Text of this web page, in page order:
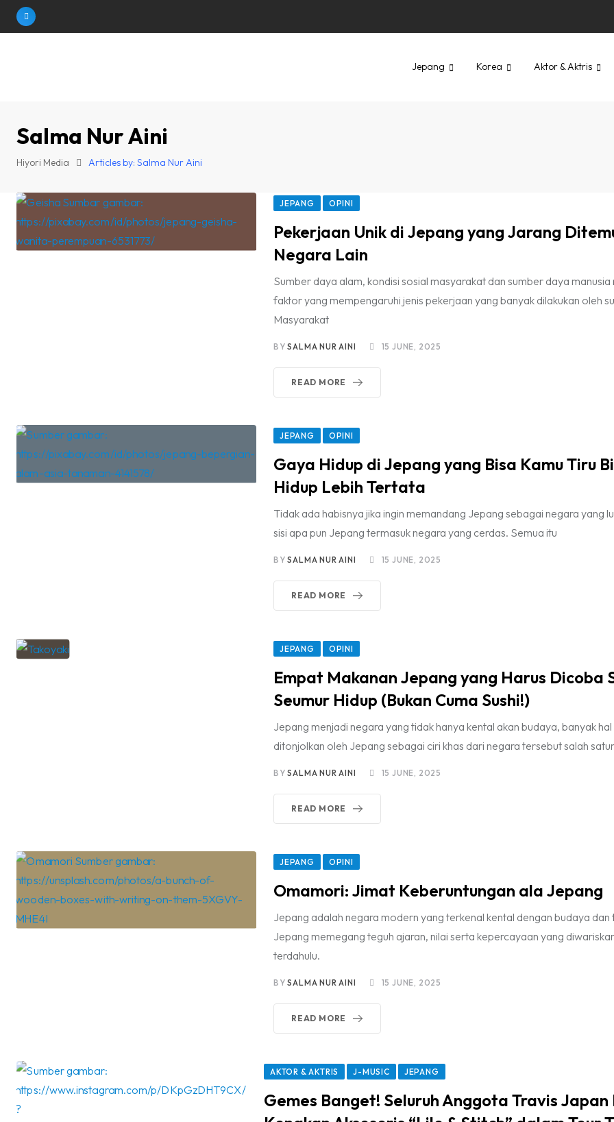
Skip
Jepang Korea Aktor & Aktris
Salma Nur Aini
Hiyori Media Articles by: Salma Nur Aini
JEPANG OPINI
Pekerjaan Unik di Jepang yang Jarang
Negara Lain
Sumber daya alam, kondisi sosial masyarakat dan sumber daya manusia
faktor yang mempengaruhi jenis pekerjaan yang banyak dilakukan oleh
Masyarakat
BYSALMA NUR AINI 15 JUNE, 2025
READ MORE
JEPANG OPINI
Gaya Hidup di Jepang yang Bisa Kamu Tiru
Hidup Lebih Tertata
Tidak ada habisnya jika ingin memandang Jepang sebagai negara yang
sisi apa pun Jepang termasuk negara yang cerdas. Semua itu
BYSALMA NUR AINI 15 JUNE, 2025
READ MORE
JEPANG OPINI
Empat Makanan Jepang yang Harus Dicoba
Seumur Hidup (Bukan Cuma Sushi!)
Jepang menjadi negara yang tidak hanya kental akan budaya, banyak
ditonjolkan oleh Jepang sebagai ciri khas dari negara tersebut salah
BYSALMA NUR AINI 15 JUNE, 2025
READ MORE
JEPANG OPINI
Omamori: Jimat Keberuntungan ala Jepang
Jepang adalah negara modern yang terkenal kental dengan budaya dan
Jepang memegang teguh ajaran, nilai serta kepercayaan yang
terdahulu.
BYSALMA NUR AINI 15 JUNE, 2025
READ MORE
AKTOR & AKTRIS J-MUSIC JEPANG
Gemes Banget! Seluruh Anggota Travis Japan